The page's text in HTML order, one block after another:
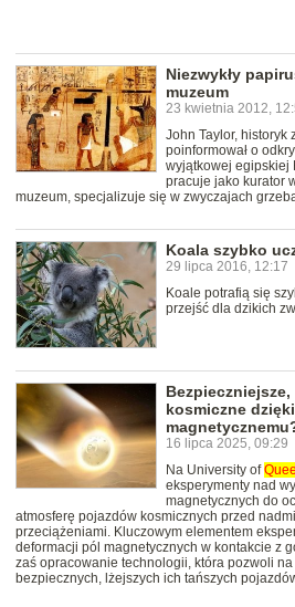
Niezwykły
muzeum
23 kwietnia 2012,
John Taylor, historyk
poinformował o
wyjątkowej egipskiej
pracuje jako kurator
muzeum, specjalizuje się w zwyczajach
Koala szybko
29 lipca 2016, 12:17
Koale potrafią się
przejść dla dzikich
kosmiczne
16 lipca 2025, 09:29
Na University of
eksperymenty nad
magnetycznych do
atmosferę pojazdów kosmicznych przed
przeciążeniami. Kluczowym elementem
deformacji pól magnetycznych w kontakcie z
zaś opracowanie technologii, która pozwoli
bezpiecznych, lżejszych ich tańszych